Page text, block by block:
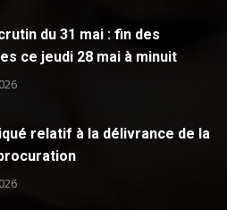
du 31 mai : fin des
ce jeudi 28 mai à minuit
relatif à la délivrance de la